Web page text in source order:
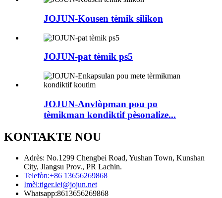
JOJUN-Kousen tèmik silikon
JOJUN-pat tèmik ps5
JOJUN-Anvlòpman pou po
tèmikman kondiktif pèsonalize...
KONTAKTE NOU
Adrès: No.1299 Chengbei Road, Yushan Town, Kunshan
City, Jiangsu Prov., PR Lachin.
Telefòn:+86 13656269868
Imèl:tiger.lei@jojun.net
Whatsapp:8613656269868